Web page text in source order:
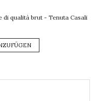
di qualità brut - Tenuta Casali